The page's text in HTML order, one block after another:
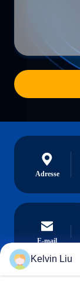
Adresse
E-mail
Kelvin Liu